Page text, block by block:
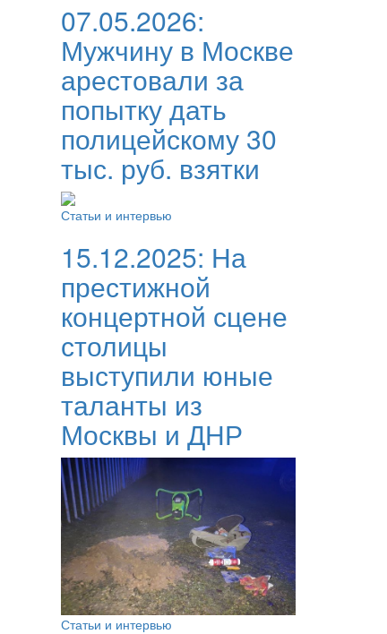
07.05.2026:
Мужчину в Москве
арестовали за
попытку дать
полицейскому 30
тыс. руб. взятки
Статьи и интервью
15.12.2025: На
престижной
концертной сцене
столицы
выступили юные
таланты из
Москвы и ДНР
Статьи и интервью